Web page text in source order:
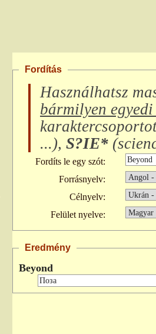
Fordítás
Használhatsz
bármilyen
...), S?IE* (
Fordíts le egy szót:
Forrásnyelv:
Célnyelv:
Felület nyelve:
Eredmény
Beyond